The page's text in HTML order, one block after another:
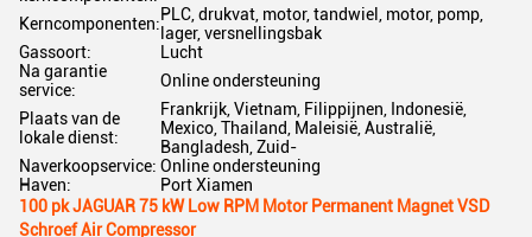
Kerncomponenten:PLC, drukvat, motor, tandwiel, motor, pomp,
lager, versnellingsbak
Gassoort:
Lucht
Na garantie
service:
Online ondersteuning
Plaats van de
lokale dienst:
Frankrijk, Vietnam, Filippijnen, Indonesië,
Mexico, Thailand, Maleisië, Australië,
Bangladesh, Zuid-
Naverkoopservice: Online ondersteuning
Haven:
Port Xiamen
100 pk JAGUAR 75 kW Low RPM Motor Permanent Magnet VSD
Schroef Air Compressor